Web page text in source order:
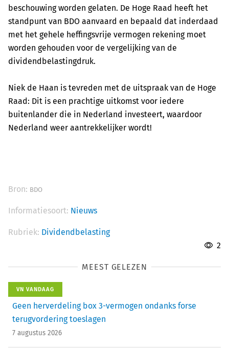
beschouwing worden gelaten. De Hoge Raad heeft het
standpunt van BDO aanvaard en bepaald dat inderdaad
met het gehele heffingsvrije vermogen rekening moet
worden gehouden voor de vergelijking van de
dividendbelastingdruk.
Niek de Haan is tevreden met de uitspraak van de Hoge
Raad: Dit is een prachtige uitkomst voor iedere
buitenlander die in Nederland investeert, waardoor
Nederland weer aantrekkelijker wordt!
Bron: BDO
Informatiesoort: Nieuws
Rubriek: Dividendbelasting
2
MEEST GELEZEN
VN VANDAAG
Geen herverdeling box 3-vermogen ondanks forse
terugvordering toeslagen
7 augustus 2026